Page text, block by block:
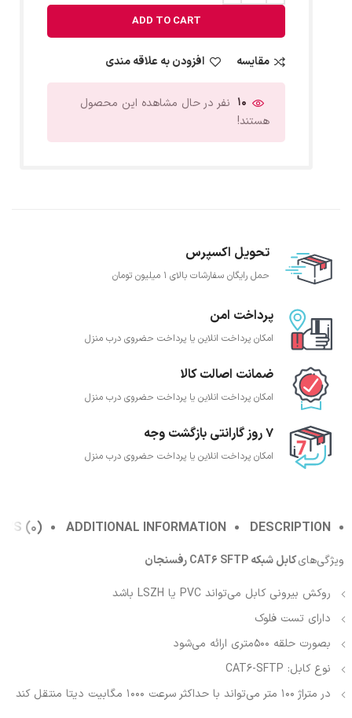
ADD TO CART
مقایسه افزودن به علاقه مندی
10 نفر در حال مشاهده این محصول
هستند!
تحویل اکسپرس
حمل رایگان سفارشات بالای 1 میلیون تومان
پرداخت امن
امکان پرداخت انلاین یا پرداخت حضروی درب منزل
ضمانت اصالت کالا
امکان پرداخت انلاین یا پرداخت حضروی درب منزل
7 روز گارانتی بازگشت وجه
امکان پرداخت انلاین یا پرداخت حضروی درب منزل
DESCRIPTION
ADDITIONAL INFORMATION
(0)
ویژگی‌هایکابل شبکه CAT6 SFTP رفسنجان
روکش بیرونی کابل می‌تواند PVC یا LSZH باشد
دارای تست فلوک
بصورت حلقه 500متری ارائه می‌شود
نوع کابل: CAT6-SFTP
در متراژ 100 متر می‌تواند با حداکثر سرعت 1000 مگابیت دیتا منتقل کند